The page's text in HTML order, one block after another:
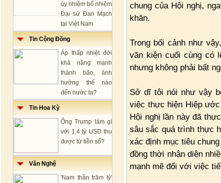
ủy nhiệm bổ nhiệm
Đại sứ Đan Mạch
tại Việt Nam
Tin Cộng Đồng
Áp thấp nhiệt đới
khả năng mạnh
thành bão, ảnh
hưởng thế nào
đến nước ta?
Tin Hoa Kỳ
Ông Trump làm gì
với 1,4 tỷ USD thu
được từ tiền số?
Văn Nghệ
'Nam thần trăm tỷ'
chung của Hội nghị,
khăn.
Trong bối cảnh như
văn kiện cuối cùng có
nhưng không phải bất
Sở dĩ tôi nói như vậy
việc thực hiện Hiệp
Hội nghị lần này đã
sâu sắc quá trình thực
xác định mục tiêu
đồng thời nhận diện
mạnh mẽ đối với việc